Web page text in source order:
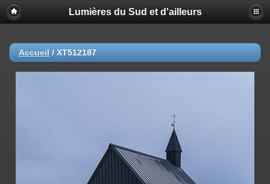
Lumières du Sud et d'ailleurs
Accueil / XT512187